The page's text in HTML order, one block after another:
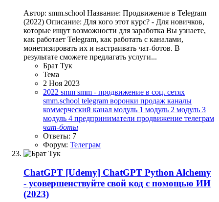
Автор: smm.school Название: Продвижение в Telegram
(2022) Описание: Для кого этот курс? - Для новичков,
которые ищут возможности для заработка Вы узнаете,
как работает Telegram, как работать с каналами,
монетизировать их и настраивать чат-ботов. В
результате сможете предлагать услуги...
Брат Тук
Тема
2 Ноя 2023
2022 smm smm - продвижение в соц. сетях
smm.school telegram воронки продаж каналы
коммерческий канал модуль 1 модуль 2 модуль 3
модуль 4 предприниматели продвижение телеграм
чат-боты
Ответы: 7
Форум: Телеграм
ChatGPT [Udemy] ChatGPT Python Alchemy
- усовершенствуйте свой код с помощью ИИ
(2023)